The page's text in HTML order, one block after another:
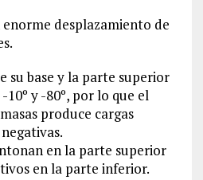
desplazamiento de
su base y la parte superior
y -80º, por lo que el
produce cargas
en la parte superior
en la parte inferior.